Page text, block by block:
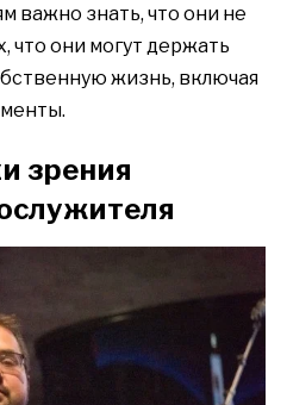
важно знать, что они не
что они могут держать
жизнь, включая
зрения
я